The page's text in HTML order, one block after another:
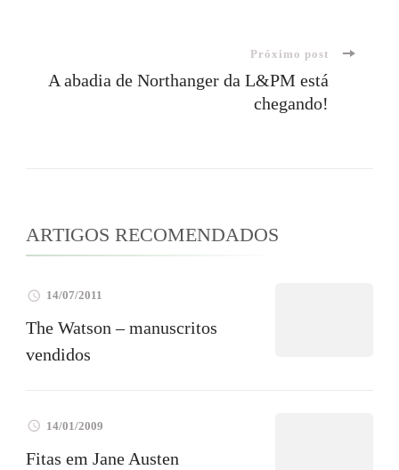
post
Próximo post
A abadia de Northanger da L&PM está
chegando!
ARTIGOS RECOMENDADOS
14/07/2011
The Watson – manuscritos
vendidos
14/01/2009
Fitas em Jane Austen